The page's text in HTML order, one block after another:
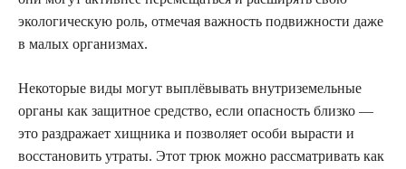
экологическую роль, отмечая важность подвижности даже
в малых организмах.
Некоторые виды могут выплёвывать внутриземельные
органы как защитное средство, если опасность близко —
это раздражает хищника и позволяет особи вырасти и
восстановить утраты. Этот трюк можно рассматривать как